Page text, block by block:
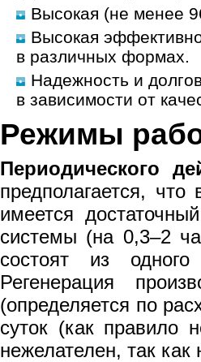
Высокая (не менее
Высокая
в различных формах.
Надежность и
в зависимости от
Режимы
Периодического
предполагается,
имеется
системы (на 0,3–2
состоят из
Регенерация
(определяется по
суток (как правило
нежелателен, так